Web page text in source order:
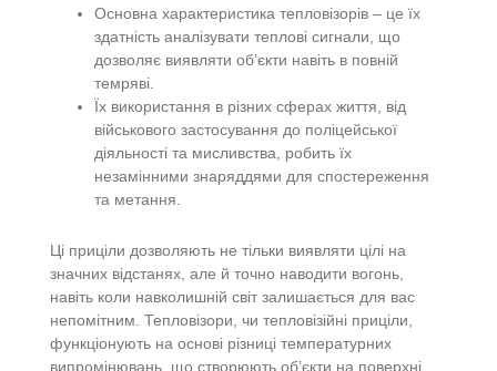
Основна характеристика тепловізорів – це їх
здатність аналізувати теплові сигнали, що
дозволяє виявляти об’єкти навіть в повній
темряві.
Їх використання в різних сферах життя, від
військового застосування до поліцейської
діяльності та мисливства, робить їх
незамінними знаряддями для спостереження
та метання.
Ці приціли дозволяють не тільки виявляти цілі на
значних відстанях, але й точно наводити вогонь,
навіть коли навколишній світ залишається для вас
непомітним. Тепловізори, чи тепловізійні приціли,
функціонують на основі різниці температурних
випромінювань, що створюють об’єкти на поверхні